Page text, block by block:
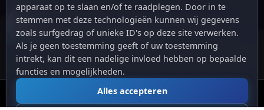
April 12, 2026
De opkomst van Markttrading 2.0: Een
revolutie in online handelen.
Markttrading. Alle rechten voorbehouden.
apparaat op te slaan en/of te raadplegen. Door in te
stemmen met deze technologieën kunnen wij gegevens
zoals surfgedrag of unieke ID's op deze site verwerken.
Als je geen toestemming geeft of uw toestemming
intrekt, kan dit een nadelige invloed hebben op bepaalde
functies en mogelijkheden.
Alles accepteren